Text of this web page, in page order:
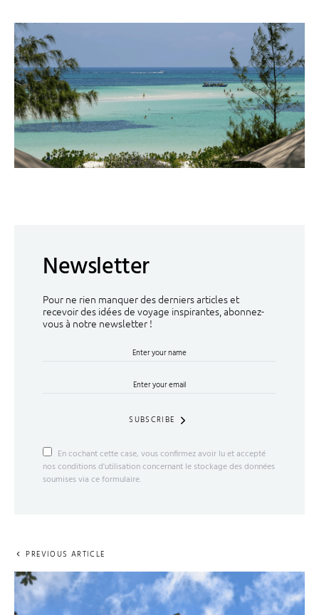
Newsletter
Pour ne rien manquer des derniers articles et
recevoir des idées de voyage inspirantes, abonnez-
vous à notre newsletter !
SUBSCRIBE
En cochant cette case, vous confirmez avoir lu et accepté
nos conditions d'utilisation concernant le stockage des données
soumises via ce formulaire.
PREVIOUS ARTICLE